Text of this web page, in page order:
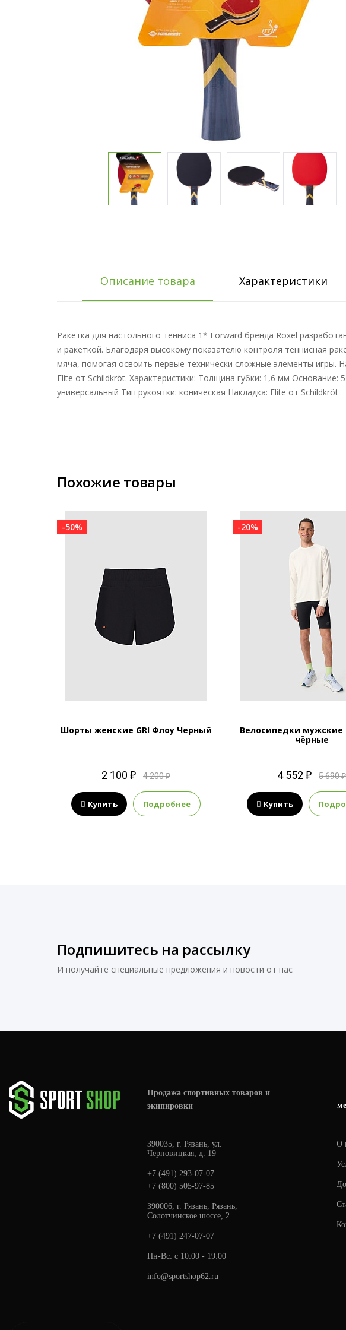
Описание товара Характеристики
Ракетка для настольного тенниса 1* Forward бренда Roxel
и ракеткой. Благодаря высокому показателю контроля теннисная
мяча, помогая освоить первые технически сложные элементы игры.
Elite от Schildkröt. Характеристики: Толщина губки: 1,6 мм
универсальный Тип рукоятки: коническая Накладка: Elite от Schildkröt
Похожие товары
-50%
Шорты женские GRI Флоу Черный
2 100 ₽ 4 200 ₽
Купить Подробнее
-20%
Велосипедки мужские
чёрные
4 552 ₽ 5 690 ₽
Купить
Подпишитесь на рассылку
И получайте специальные предложения и новости от нас
Продажа спортивных товаров и
экипировки
390035, г. Рязань, ул.
Черновицкая, д. 19
+7 (491) 293-07-07
+7 (800) 505-97-85
390006, г. Рязань, Рязань,
Солотчинское шоссе, 2
+7 (491) 247-07-07
Пн-Вс: с 10:00 - 19:00
info@sportshop62.ru
О